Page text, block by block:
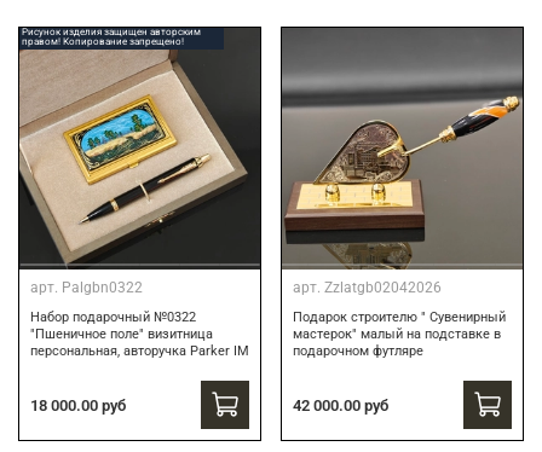
Рисунок изделия защищен авторским
правом! Копирование запрещено!
арт. Palgbn0322
Набор подарочный №0322
"Пшеничное поле" визитница
персональная, авторучка Parker IM
18 000.00 руб
арт. Zzlatgb02042026
Подарок строителю " Сувенирный
мастерок" малый на подставке в
подарочном футляре
42 000.00 руб